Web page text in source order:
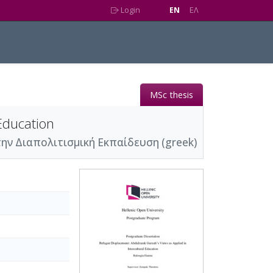
Login EN EΛ
MSc thesis
Διαπολιτισμική Εκπαίδευση (greek)